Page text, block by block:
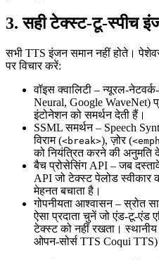
3. सही टेक्स्ट‑टू‑स्पीच
सभी TTS इंजन समान नहीं होते। पेशेवर
पर विचार करें:
वॉइस क्वालिटी –
Neural, Google WaveNet)
इंटोनेशन को समर्थन देती हैं।
SSML समर्थन– Speech
विराम (<break>), ज़ोर (
को नियंत्रित करने की अनुमति
बैच प्रोसेसिंग API – जब
API जो टेक्स्ट पेलोड स्वीकार
मेहनत बचाता है।
गोपनीयता आश्वासन– स्रोत
ऐसा प्रदाता चुनें जो एंड‑टू‑एंड
टेक्स्ट को नहीं रखता।
ओपन‑सोर्स TTS Coqui